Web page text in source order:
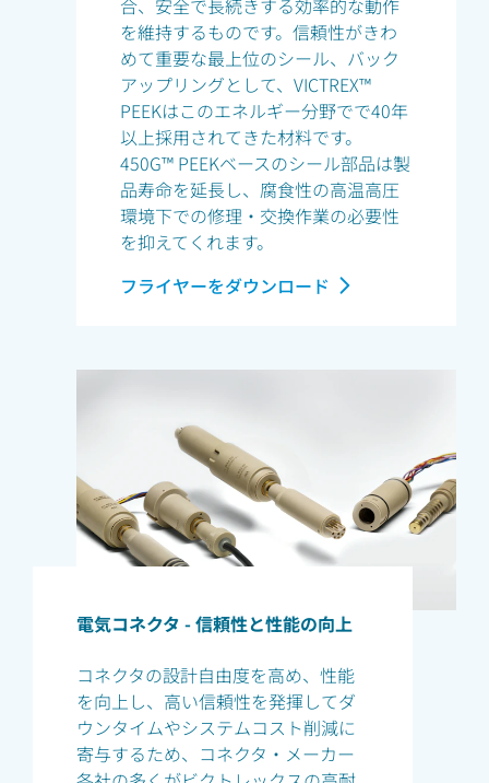
を維持するものです。信頼性がきわ
めて重要な最上位のシール、バック
アップリングとして、VICTREX™
PEEKはこのエネルギー分野でで40年
以上採用されてきた材料です。
450G™ PEEKベースのシール部品は製
品寿命を延長し、腐食性の高温高圧
環境下での修理・交換作業の必要性
を抑えてくれます。
フライヤーをダウンロード
電気コネクタ - 信頼性と性能の向上
コネクタの設計自由度を高め、性能
を向上し、高い信頼性を発揮してダ
ウンタイムやシステムコスト削減に
寄与するため、コネクタ・メーカー